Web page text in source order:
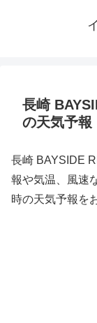
長崎
の天気予報
長崎 BAYSIDE
報や気温、風速
時の天気予報を